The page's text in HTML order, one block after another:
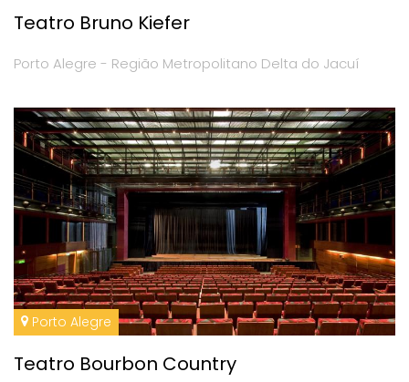
Teatro Bruno Kiefer
Porto Alegre - Região Metropolitano Delta do Jacuí
Porto Alegre
Teatro Bourbon Country